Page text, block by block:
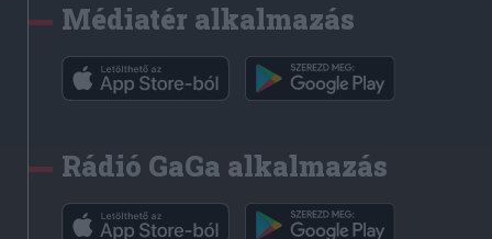
Médiatér alkalmazás
Rádió GaGa alkalmazás